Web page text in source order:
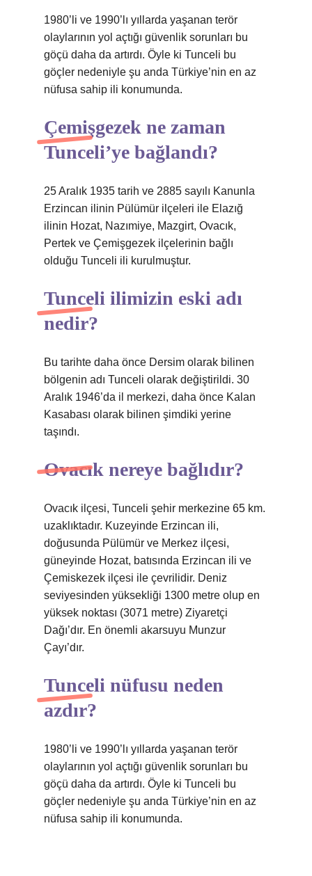
1980’li ve 1990’lı yıllarda yaşanan terör
olaylarının yol açtığı güvenlik sorunları bu
göçü daha da artırdı. Öyle ki Tunceli bu
göçler nedeniyle şu anda Türkiye’nin en az
nüfusa sahip ili konumunda.
Çemişgezek ne zaman
Tunceli’ye bağlandı?
25 Aralık 1935 tarih ve 2885 sayılı Kanunla
Erzincan ilinin Pülümür ilçeleri ile Elazığ
ilinin Hozat, Nazımiye, Mazgirt, Ovacık,
Pertek ve Çemişgezek ilçelerinin bağlı
olduğu Tunceli ili kurulmuştur.
Tunceli ilimizin eski adı
nedir?
Bu tarihte daha önce Dersim olarak bilinen
bölgenin adı Tunceli olarak değiştirildi. 30
Aralık 1946’da il merkezi, daha önce Kalan
Kasabası olarak bilinen şimdiki yerine
taşındı.
Ovacık nereye bağlıdır?
Ovacık ilçesi, Tunceli şehir merkezine 65 km.
uzaklıktadır. Kuzeyinde Erzincan ili,
doğusunda Pülümür ve Merkez ilçesi,
güneyinde Hozat, batısında Erzincan ili ve
Çemiskezek ilçesi ile çevrilidir. Deniz
seviyesinden yüksekliği 1300 metre olup en
yüksek noktası (3071 metre) Ziyaretçi
Dağı’dır. En önemli akarsuyu Munzur
Çayı’dır.
Tunceli nüfusu neden
azdır?
1980’li ve 1990’lı yıllarda yaşanan terör
olaylarının yol açtığı güvenlik sorunları bu
göçü daha da artırdı. Öyle ki Tunceli bu
göçler nedeniyle şu anda Türkiye’nin en az
nüfusa sahip ili konumunda.